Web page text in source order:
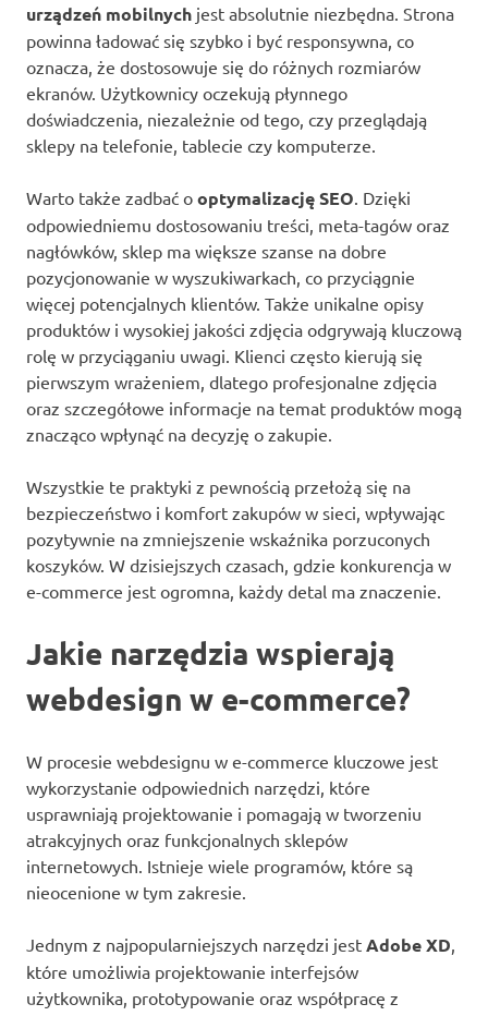
urządzeń mobilnych jest absolutnie niezbędna. Strona
powinna ładować się szybko i być responsywna, co
oznacza, że dostosowuje się do różnych rozmiarów
ekranów. Użytkownicy oczekują płynnego
doświadczenia, niezależnie od tego, czy przeglądają
sklepy na telefonie, tablecie czy komputerze.
Warto także zadbać o optymalizację SEO. Dzięki
odpowiedniemu dostosowaniu treści, meta-tagów oraz
nagłówków, sklep ma większe szanse na dobre
pozycjonowanie w wyszukiwarkach, co przyciągnie
więcej potencjalnych klientów. Także unikalne opisy
produktów i wysokiej jakości zdjęcia odgrywają kluczową
rolę w przyciąganiu uwagi. Klienci często kierują się
pierwszym wrażeniem, dlatego profesjonalne zdjęcia
oraz szczegółowe informacje na temat produktów mogą
znacząco wpłynąć na decyzję o zakupie.
Wszystkie te praktyki z pewnością przełożą się na
bezpieczeństwo i komfort zakupów w sieci, wpływając
pozytywnie na zmniejszenie wskaźnika porzuconych
koszyków. W dzisiejszych czasach, gdzie konkurencja w
e-commerce jest ogromna, każdy detal ma znaczenie.
Jakie narzędzia wspierają
webdesign w e-commerce?
W procesie webdesignu w e-commerce kluczowe jest
wykorzystanie odpowiednich narzędzi, które
usprawniają projektowanie i pomagają w tworzeniu
atrakcyjnych oraz funkcjonalnych sklepów
internetowych. Istnieje wiele programów, które są
nieocenione w tym zakresie.
Jednym z najpopularniejszych narzędzi jest Adobe XD,
które umożliwia projektowanie interfejsów
użytkownika, prototypowanie oraz współpracę z